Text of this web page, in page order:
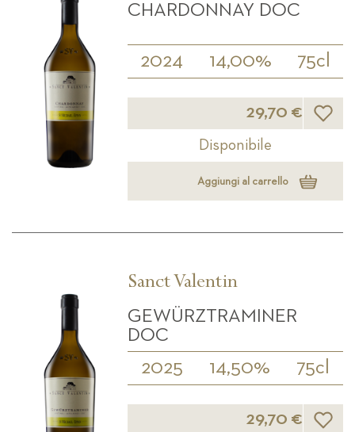
CHARDONNAY DOC
2024 14,00% 75cl
29,70 € Lista
Disponibile
Aggiungi al carrello
Sanct Valentin
GEWÜRZTRAMINER
DOC
2025 14,50% 75cl
29,70 €